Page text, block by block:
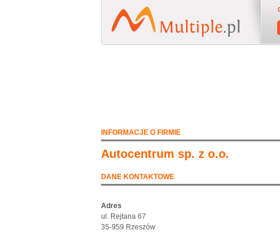
INFORMACJE O FIRMIE
Autocentrum sp. z o.o.
DANE KONTAKTOWE
Adres
ul. Rejtana 67
35-959 Rzeszów